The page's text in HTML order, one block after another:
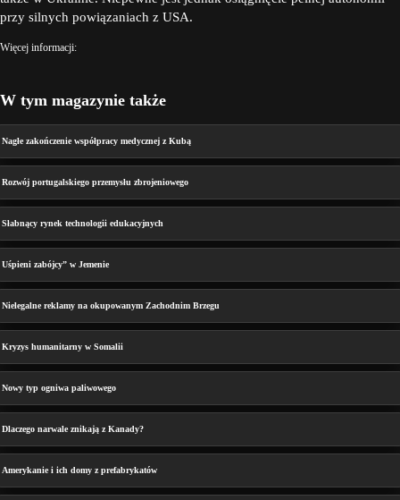
przy silnych powiązaniach z USA.
Więcej informacji:
W tym magazynie także
Nagłe zakończenie współpracy medycznej z Kubą
Rozwój portugalskiego przemysłu zbrojeniowego
Słabnący rynek technologii edukacyjnych
Uśpieni zabójcy” w Jemenie
Nielegalne reklamy na okupowanym Zachodnim Brzegu
Kryzys humanitarny w Somalii
Nowy typ ogniwa paliwowego
Dlaczego narwale znikają z Kanady?
Amerykanie i ich domy z prefabrykatów